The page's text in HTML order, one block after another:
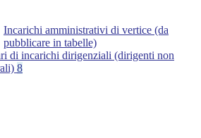
Incarichi amministrativi di vertice (da
pubblicare in tabelle)
di incarichi dirigenziali (dirigenti non
8